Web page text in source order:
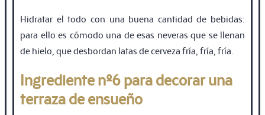
Hidratar el todo con una buena cantidad de bebidas:
para ello es cómodo una de esas neveras que se llenan
de hielo, que desbordan latas de cerveza fría, fría, fría.
Ingrediente nº6 para decorar una
terraza de ensueño